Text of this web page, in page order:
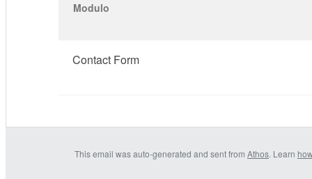
Modulo
Contact Form
This email was auto-generated and sent from Athos. Learn